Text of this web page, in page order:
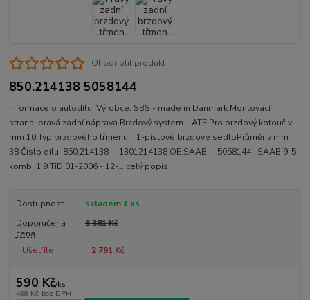
Ohodnotit produkt
850.214138 5058144
Informace o autodílu: Výrobce: SBS - made in Danmark Montovací
strana: pravá zadní náprava Brzdový system ATE Pro brzdový kotouč v
mm 10 Typ brzdového třmenu 1-pístové brzdové sedloPrůměr v mm
38 Číslo dílu: 850.214138 1301214138 OE:SAAB 5058144 SAAB 9-5
kombi 1.9 TiD 01-2006 - 12-... celý popis
Dostupnost
skladem 1 ks
Doporučená
cena
3 381 Kč
Ušetříte 2 791 Kč
590 Kč/ks
488 Kč bez DPH